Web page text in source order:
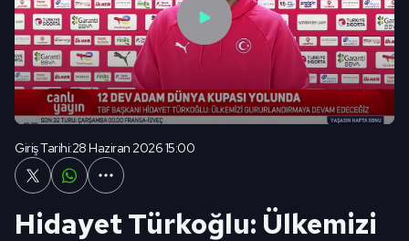
Giriş Tarihi:28 Haziran 2026 15:00
Hidayet Türkoğlu: Ülkemizi